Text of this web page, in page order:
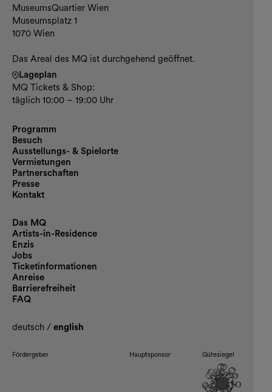
Kontakt und Öffnungszeiten
MuseumsQuartier Wien
Museumsplatz 1
1070 Wien
Das Areal des MQ ist durchgehend geöffnet.
Lageplan
MQ Tickets & Shop:
täglich 10:00 – 19:00 Uhr
Programm
Besuch
Ausstellungs- & Spielorte
Vermietungen
Partnerschaften
Presse
Kontakt
Das MQ
Artists-in-Residence
Enzis
Jobs
Ticketinformationen
Anreise
Barrierefreiheit
FAQ
deutsch / english
Fördergeber Hauptsponsor Gütesiegel